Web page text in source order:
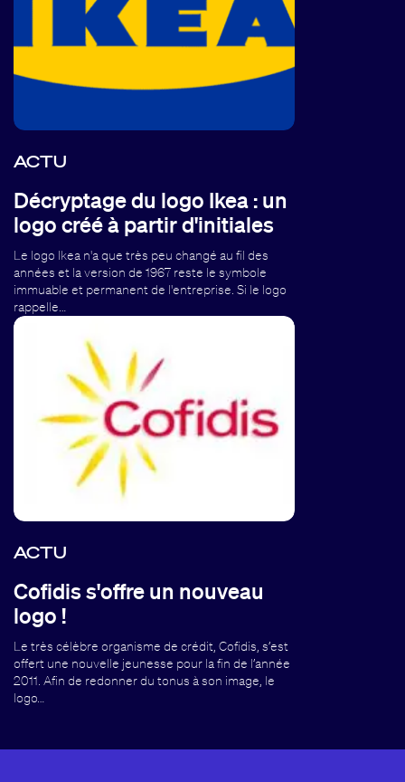
ACTU
Décryptage du logo Ikea : un
logo créé à partir d'initiales
Le logo Ikea n'a que très peu changé au fil des
années et la version de 1967 reste le symbole
immuable et permanent de l'entreprise. Si le logo
rappelle…
ACTU
Cofidis s'offre un nouveau
logo !
Le très célèbre organisme de crédit, Cofidis, s’est
offert une nouvelle jeunesse pour la fin de l’année
2011. Afin de redonner du tonus à son image, le
logo…